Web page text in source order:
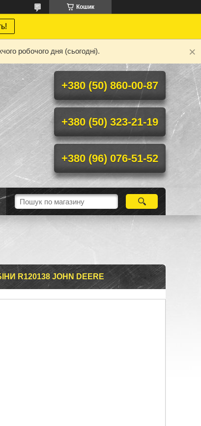
Кошик
робочого дня (сьогодні).
+380 (50) 860-00-87
+380 (50) 323-21-19
+380 (96) 076-51-52
R120138 JOHN DEERE